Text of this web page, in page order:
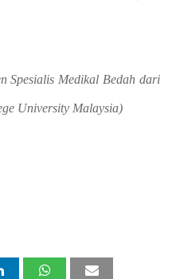
Spesialis Medikal Bedah dari
University Malaysia)